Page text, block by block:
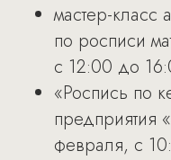
мастер-класс
по росписи
с 12:00 до
«Роспись по
предприятия
февраля, с